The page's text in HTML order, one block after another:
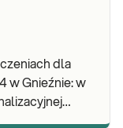
dla
Gnieźnie: w